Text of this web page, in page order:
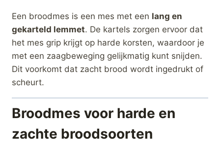
Een broodmes is een mes met een lang en
gekarteld lemmet. De kartels zorgen ervoor dat
het mes grip krijgt op harde korsten, waardoor je
met een zaagbeweging gelijkmatig kunt snijden.
Dit voorkomt dat zacht brood wordt ingedrukt of
scheurt.
Broodmes voor harde en
zachte broodsoorten